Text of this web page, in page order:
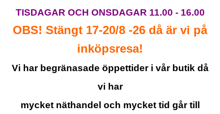
TISDAGAR OCH ONSDAGAR 11.00 - 16.00
OBS! Stängt 17-20/8 -26 då är vi på
inköpsresa!
Vi har begränasade öppettider i vår butik då
vi har
mycket näthandel och mycket tid går till